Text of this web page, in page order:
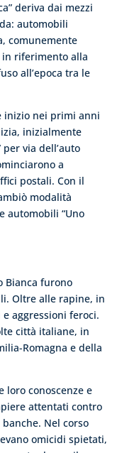
deriva dai mezzi
automobili
comunemente
in riferimento alla
all’epoca tra le
inizio nei primi anni
inizialmente
per via dell’auto
a
postali. Con il
modalità
automobili “Uno
Bianca furono
Oltre alle rapine, in
aggressioni feroci.
città italiane, in
Romagna e della
loro conoscenze e
attentati contro
Nel corso
omicidi spietati,